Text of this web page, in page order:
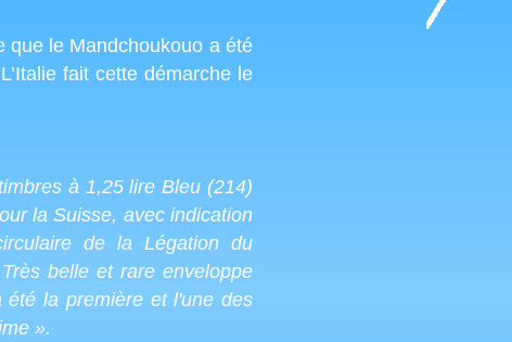
que le Mandchoukouo a été
fait cette démarche le
à 1,25 lire Bleu (214)
la Suisse, avec indication
de la Légation du
belle et rare enveloppe
été la première et l'une des
».